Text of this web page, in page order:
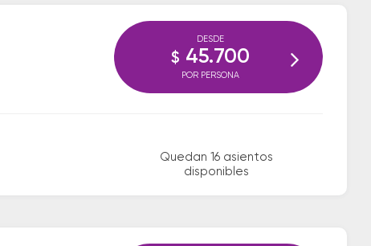
Quedan 16 asientos
disponibles
DESDE
$ 45.700
POR PERSONA